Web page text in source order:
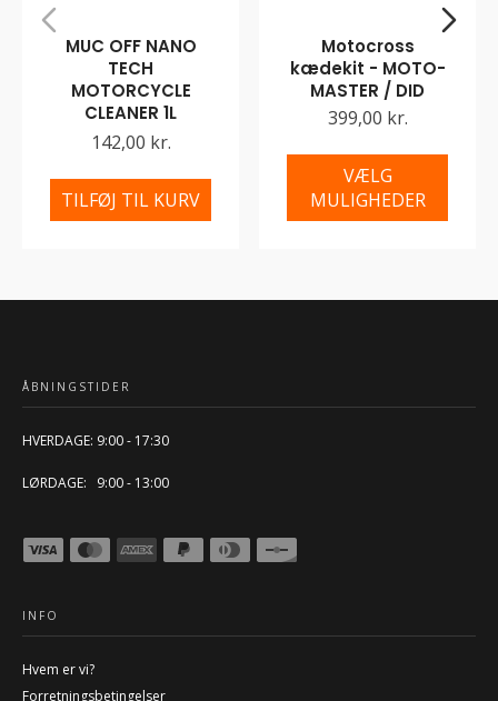
MUC OFF NANO
TECH
MOTORCYCLE
CLEANER 1L
142,00 kr.
TILFØJ TIL KURV
Motocross
kædekit - MOTO-
MASTER / DID
399,00 kr.
VÆLG
MULIGHEDER
ÅBNINGSTIDER
HVERDAGE: 9:00 - 17:30
LØRDAGE: 9:00 - 13:00
INFO
Hvem er vi?
Forretningsbetingelser